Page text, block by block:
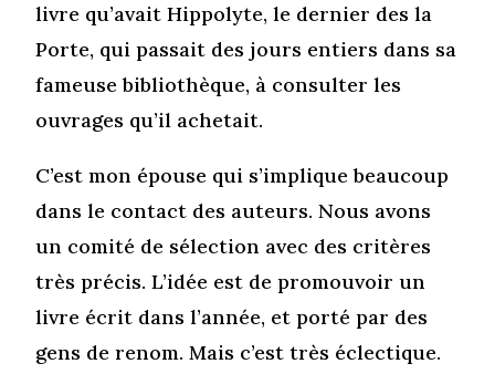
livre qu’avait Hippolyte, le dernier des la
Porte, qui passait des jours entiers dans sa
fameuse bibliothèque, à consulter les
ouvrages qu’il achetait.
C’est mon épouse qui s’implique beaucoup
dans le contact des auteurs. Nous avons
un comité de sélection avec des critères
très précis. L’idée est de promouvoir un
livre écrit dans l’année, et porté par des
gens de renom. Mais c’est très éclectique.